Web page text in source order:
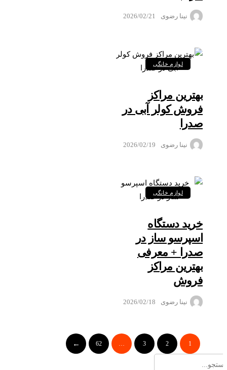
نینا رضوی 2026/02/21
لوازم خانگی
بهترین مراکز
فروش کولر آبی در
صدرا
نینا رضوی 2026/02/19
لوازم خانگی
خرید دستگاه
اسپرسو ساز در
صدرا + معرفی
بهترین مراکز
فروش
نینا رضوی 2026/02/18
…
62